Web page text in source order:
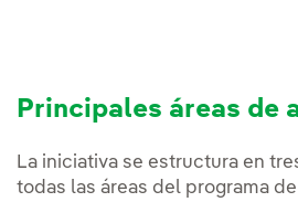
Principales áreas de
La iniciativa se estructura en
todas las áreas del programa